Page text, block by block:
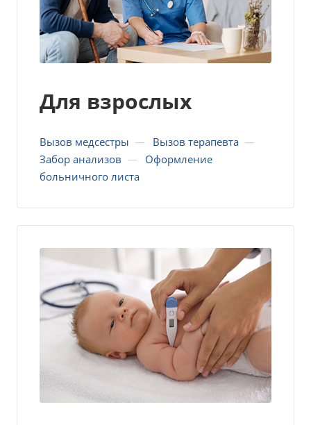
Для взрослых
Вызов медсестры — Вызов терапевта —
Забор анализов —
Оформление
больничного листа